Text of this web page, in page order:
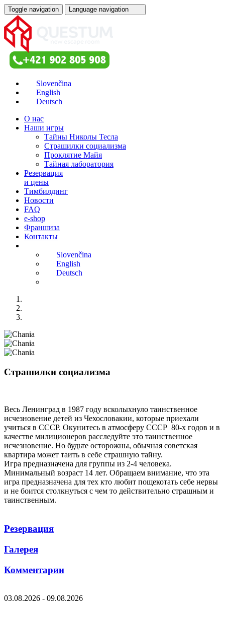
Toggle navigation Language navigation
О нас
Наши игры
Тайны Николы Тесла
Страшилки социализма
Проклятие Майя
Тайная лаборатория
Резервация
и цены
Тимбилдинг
Новости
FAQ
e-shop
Франшиза
Контакты
Страшилки социализма
Весь Ленинград в 1987 году всколыхнуло таинственное
исчезновение детей из Чехословакии, которые приехали
учиться в СССР. Окунитесь в атмосферу СССР 80-х годов и в
качестве милиционеров расследуйте это таинственное
исчезновение. Но будьте осторожны, обычная советская
квартира может таить в себе страшную тайну.
Игра предназначена для группы из 2-4 человека.
Минимальный возраст 14 лет. Обращаем внимание, что эта
игра предназначена для тех кто любит пощекотать себе нервы
и не боится столкнуться с чем то действительно страшным и
таинственным.
Резервация
Галерея
Комментарии
03.08.2026 - 09.08.2026